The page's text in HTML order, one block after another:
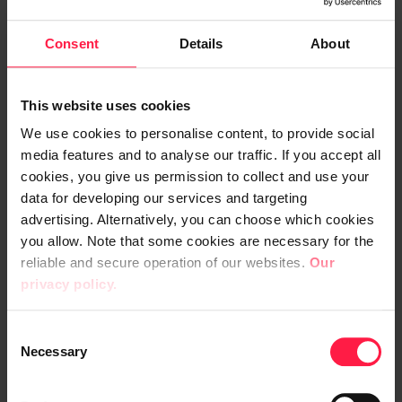
Consent Details About
This website uses cookies
We use cookies to personalise content, to provide social
media features and to analyse our traffic. If you accept all
cookies, you give us permission to collect and use your
data for developing our services and targeting
advertising. Alternatively, you can choose which cookies
you allow. Note that some cookies are necessary for the
reliable and secure operation of our websites. Our
privacy policy.
Necessary
Ilman tätä kykyä tekoälyn ja
digitalisaation kehitys
pysähtyy – Nämä neljä
integraatiotrendiä muuttavat
Mikko Hakola | Vice President, Integration & API